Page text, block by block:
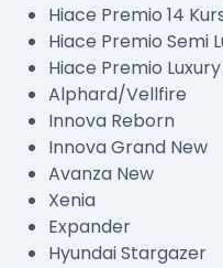
Hiace Premio 14
Hiace Premio Semi
Hiace Premio
Alphard/Vellfire
Innova Reborn
Innova Grand New
Avanza New
Xenia
Expander
Hyundai Stargazer